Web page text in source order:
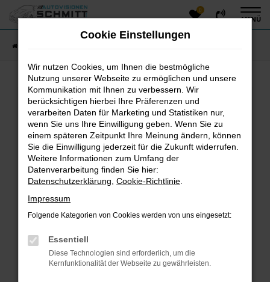
Zum
Hauptinhalt
0
MENÜ
Fehler: Network Error
Beim Laden ist ein Fehler aufgetreten.
Hier sind ein paar Tipps, die dir helfen können:
Überprüfe deine Firewall und deine
Internetverbindung.
Laden andere Webseiten, zum Beispiel deine
Suchmaschine?
Prüfe deine Browsererweiterungen.
das Laden bestimmter Seiten verhindern.
Funktioniert die Seite in einem anderen Browser
oder in einem privaten Fenster?
Cookie Einstellungen
Wir nutzen Cookies, um Ihnen die bestmögliche
Nutzung unserer Webseite zu ermöglichen und unsere
Kommunikation mit Ihnen zu verbessern. Wir
berücksichtigen hierbei Ihre Präferenzen und
verarbeiten Daten für Marketing und Statistiken nur,
wenn Sie uns Ihre Einwilligung geben. Wenn Sie zu
einem späteren Zeitpunkt Ihre Meinung ändern, können
Sie die Einwilligung jederzeit für die Zukunft widerrufen.
Weitere Informationen zum Umfang der
Datenverarbeitung finden Sie hier:
Datenschutzerklärung Cookie-Richtlinie
Impressum
Folgende Kategorien von Cookies werden von uns eingesetzt:
Essentiell
Diese Technologien sind erforderlich, um die
Kernfunktionalität der Webseite zu gewährleisten.